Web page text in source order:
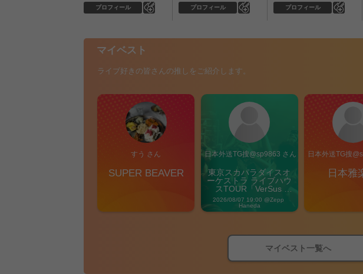
プロフィール プロフィール プロフィール
マイベスト
ライブ好きの皆さんの推しをご紹介します。
すう さん
SUPER BEAVER
日本外送TG搜@sp9863 さん
東京スカパラダイスオ
ーケストラ ライブハウ
スTOUR「VerSus
Carnival」
2026/08/07 19:00 @Zepp
Haneda
日本外送TG搜
日本雅
マイベスト一覧へ